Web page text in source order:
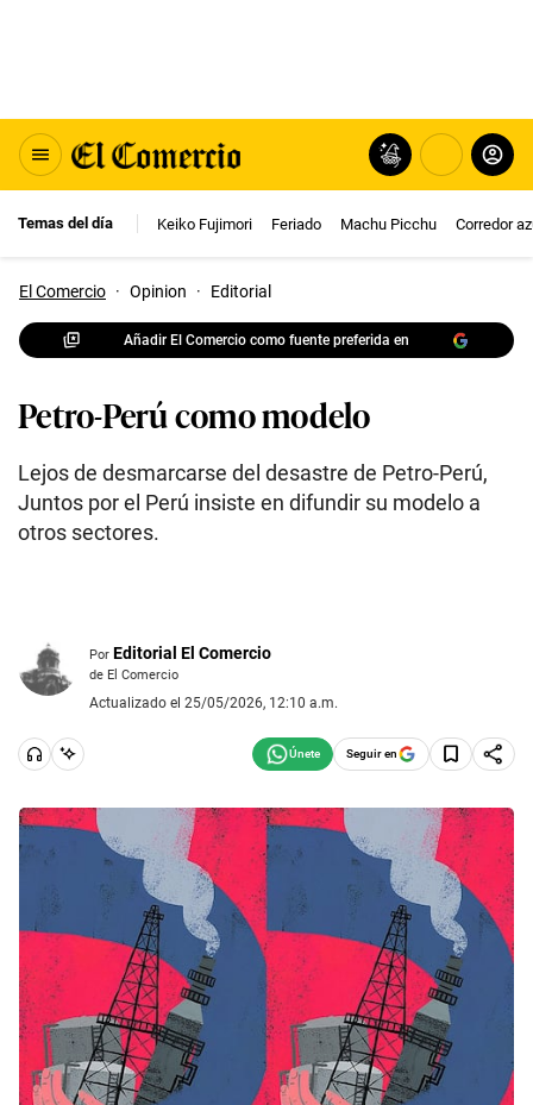
Temas del día Keiko Fujimori Feriado Machu Picchu Corredor
El Comercio · Opinion · Editorial
Añadir El Comercio como fuente preferida en
Petro-Perú como modelo
Lejos de desmarcarse del desastre de Petro-Perú,
Juntos por el Perú insiste en difundir su modelo a
otros sectores.
Por Editorial El Comercio
de El Comercio
Actualizado el 25/05/2026, 12:10 a.m.
Seguir en